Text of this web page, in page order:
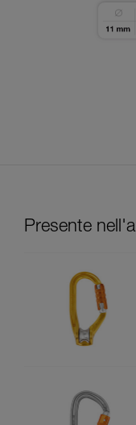
Presente